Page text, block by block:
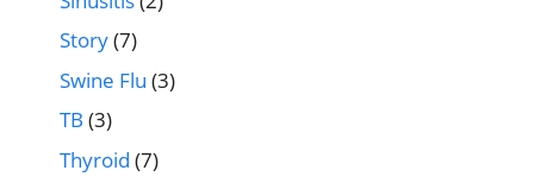
Story(7)
Swine Flu (3)
TB (3)
Thyroid (7)